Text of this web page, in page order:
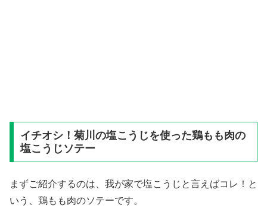
イチオシ！菊川の塩こうじを使った鶏もも肉の
塩こうじソテー
まずご紹介するのは、我が家で塩こうじと言えばコレ！と
いう、鶏もも肉のソテーです。